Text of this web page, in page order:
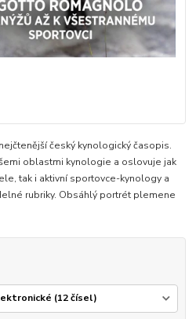
český kynologický časopis.
oblastmi kynologie a oslovuje jak
tak i aktivní sportovce-kynology a
rubriky. Obsáhlý portrét plemene